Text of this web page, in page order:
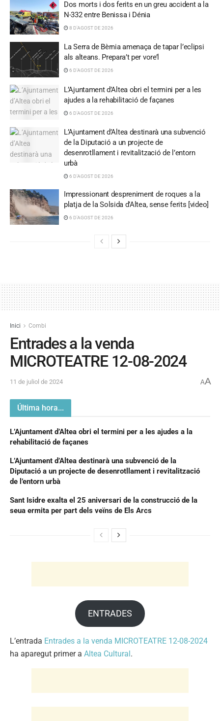
Dos morts i dos ferits en un greu accident a la
N-332 entre Benissa i Dénia
8 D'AGOST DE 2026
La Serra de Bèrnia amenaça de tapar l’eclipsi
als alteans. Prepara’t per vore’l
6 D'AGOST DE 2026
L’Ajuntament d’Altea obri el termini per a les
ajudes a la rehabilitació de façanes
6 D'AGOST DE 2026
L’Ajuntament d’Altea destinarà una subvenció
de la Diputació a un projecte de
desenrotllament i revitalització de l’entorn
urbà
6 D'AGOST DE 2026
Impressionant despreniment de roques a la
platja de la Solsida d’Altea, sense ferits [video]
6 D'AGOST DE 2026
Inici Combi
Entrades a la venda
MICROTEATRE 12-08-2024
11 de juliol de 2024 AA
Última hora...
L’Ajuntament d’Altea obri el termini per a les ajudes a la
rehabilitació de façanes
L’Ajuntament d’Altea destinarà una subvenció de la
Diputació a un projecte de desenrotllament i revitalització
de l’entorn urbà
Sant Isidre exalta el 25 aniversari de la construcció de la
seua ermita per part dels veïns de Els Arcs
ENTRADES
L’entrada Entrades a la venda MICROTEATRE 12-08-2024
ha aparegut primer a Altea Cultural.